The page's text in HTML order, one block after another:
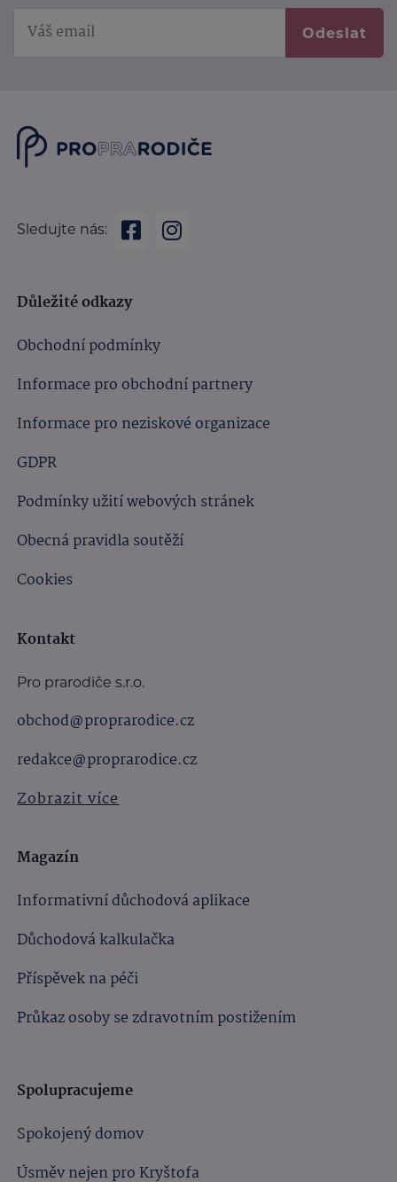
Odeslat
Sledujte nás:
Důležité odkazy
Obchodní podmínky
Informace pro obchodní partnery
Informace pro neziskové organizace
GDPR
Podmínky užití webových stránek
Obecná pravidla soutěží
Cookies
Kontakt
Pro prarodiče s.r.o.
obchod@proprarodice.cz
redakce@proprarodice.cz
Zobrazit více
Magazín
Informativní důchodová aplikace
Důchodová kalkulačka
Příspěvek na péči
Průkaz osoby se zdravotním postižením
Spolupracujeme
Spokojený domov
Úsměv nejen pro Kryštofa